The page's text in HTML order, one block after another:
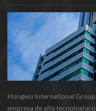
Hongwu International Group
empresa de alta